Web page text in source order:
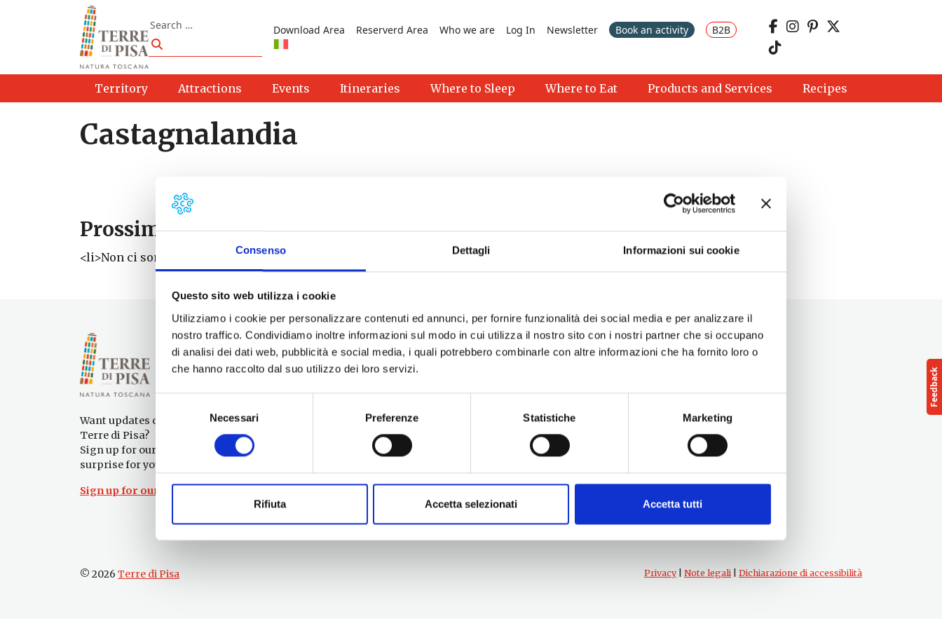
Consenso Dettagli Informazioni sui cookie
Questo sito web utilizza i cookie
Utilizziamo i cookie per personalizzare contenuti ed annunci, per fornire funzionalità dei social media e per analizzare il
nostro traffico. Condividiamo inoltre informazioni sul modo in cui utilizza il nostro sito con i nostri partner che si occupano
di analisi dei dati web, pubblicità e social media, i quali potrebbero combinarle con altre informazioni che ha fornito loro o
che hanno raccolto dal suo utilizzo dei loro servizi.
del
Necessari Preferenze Statistiche Marketing
Rifiuta Accetta selezionati Accetta tutti
Search
Search
Download Area Reserverd Area Who we are Log In Newsletter Book an activity B2B
Territory Attractions Events Itineraries Where to Sleep Where to Eat Products and Services Recipes
Castagnalandia
Prossimi eventi
<li>Non ci sono eventi con questo tag</li>
Want updates on what to do and see in the
Terre di Pisa?
Sign up for our newsletter! An immediate
surprise for you!
Sign up for our Newsletter!
Information
Promotion and Development Service
Internationalisation, Tourism and
turismo@tno.camcom.it
Experiences
Territory
Events
Who we are
Press & media
Follow us
© 2026 Terre di Pisa Privacy| Note legali Dichiarazione di accessibilità